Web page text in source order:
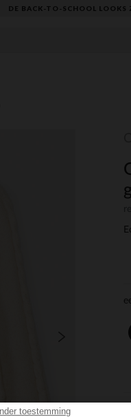
toestemming
DE BACK-TO-SCHOOL LOOKS